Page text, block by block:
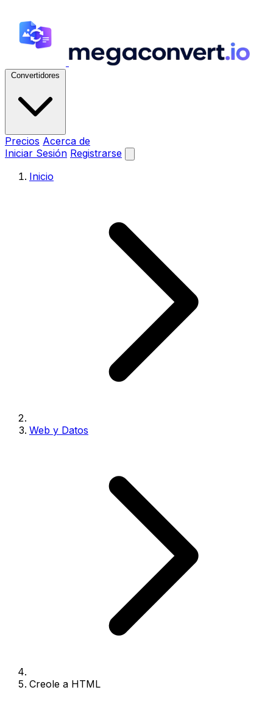
Convertidores
Precios Acerca de
Iniciar Sesión Registrarse
Inicio
Web y Datos
Creole a HTML